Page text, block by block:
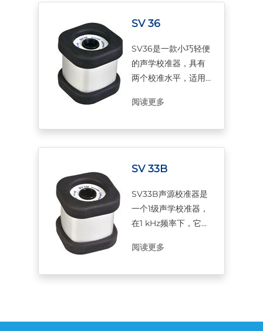
SV106A在内的手臂振
动计校准检查的完美
SV 36
SV36是一款小巧轻便
的声学校准器，具有
两个校准水平，适用
准。 它可由两节LR03
在1 kHz的频率下产生
94 dB和114 dB的声
阅读更多
SV 33B
SV33B声源校准器是
一个1级声学校准器，
在1 kHz频率下，它可
级，SV33B适用于校
阅读更多